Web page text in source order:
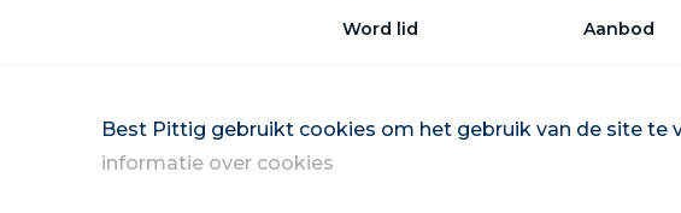
Best Pittig gebruikt cookies om het gebruik van de site te
informatie over cookies
Word lid
Word vrijwilliger
Aanbod
Contact